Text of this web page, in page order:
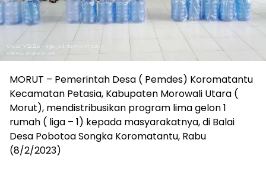
MORUT – Pemerintah Desa ( Pemdes) Koromatantu
Kecamatan Petasia, Kabupaten Morowali Utara (
Morut), mendistribusikan program lima gelon 1
rumah ( liga – 1) kepada masyarakatnya, di Balai
Desa Pobotoa Songka Koromatantu, Rabu
(8/2/2023)